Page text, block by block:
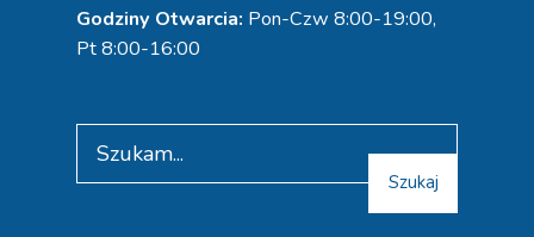
Godziny Otwarcia: Pon-Czw 8:00-19:00,
Pt 8:00-16:00
for:
Szukaj